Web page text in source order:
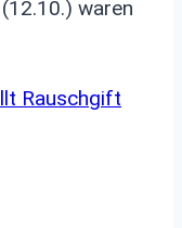
waren
Rauschgift